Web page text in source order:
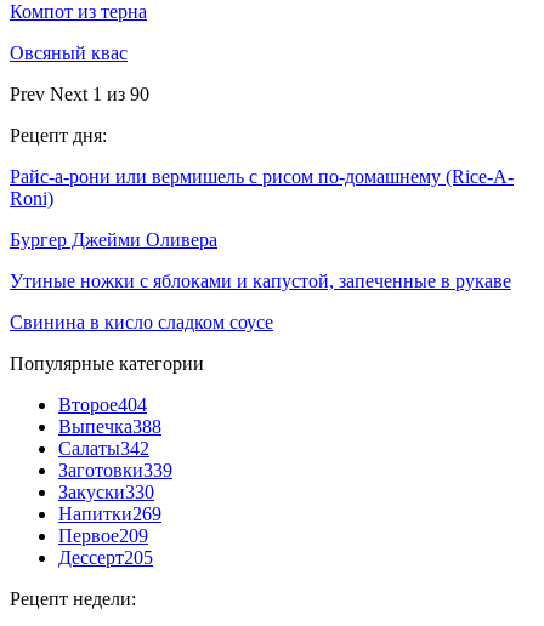
Компот из терна
Овсяный квас
Prev Next 1 из 90
Рецепт дня:
Райс-а-рони или вермишель с рисом по-домашнему (Rice-A-
Roni)
Бургер Джейми Оливера
Утиные ножки с яблоками и капустой, запеченные в рукаве
Свинина в кисло сладком соусе
Популярные категории
Второе404
Выпечка388
Салаты342
Заготовки339
Закуски330
Напитки269
Первое209
Дессерт205
Рецепт недели: